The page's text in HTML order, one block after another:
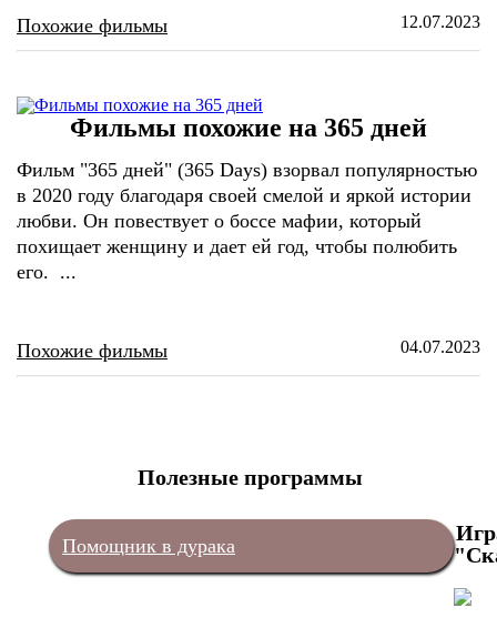
Похожие фильмы 12.07.2023
Фильмы похожие на 365 дней
Фильм "365 дней" (365 Days) взорвал популярностью
в 2020 году благодаря своей смелой и яркой истории
любви. Он повествует о боссе мафии, который
похищает женщину и дает ей год, чтобы полюбить
его. ...
Похожие фильмы 04.07.2023
Полезные программы
Помощник в дурака